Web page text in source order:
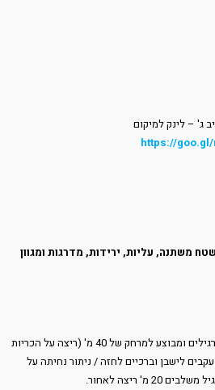
ג' – לינק למיקום
https://goo.gl/
משתנה, עליות, ירידות, מדרגות ומגוון
חימום ספציפי הכולל 4 תרגילים ומבוצע למרחק של 40 מ' (ריצה על הכריות
לישבן וברכיים לחזה / ניתור נחיתה על
מ' ריצה לאחור.